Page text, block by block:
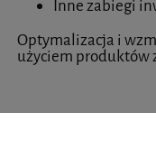
Inne zabiegi
Optymalizacja i
użyciem produktów